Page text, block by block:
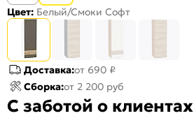
Цвет: Белый/Смоки Софт
Доставка:от 690 ₽
Сборка:от 2 200 руб
С заботой о клиентах